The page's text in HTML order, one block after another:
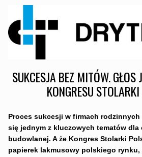
Skip
SUKCESJA BEZ MITÓW.
KONGRESU
Proces sukcesji w firmach
się jednym z kluczowych tematów dla
budowlanej. A że Kongres Stolarki
papierek lakmusowy polskiego rynku,